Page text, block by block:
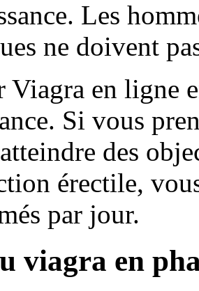
Les
ne doivent
Viagra en ligne
Si vous
des
érectile,
par jour.
viagra en